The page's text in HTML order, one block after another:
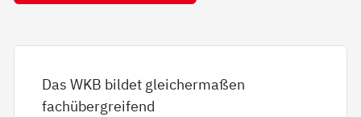
Das WKB bildet gleichermaßen
fachübergreifend